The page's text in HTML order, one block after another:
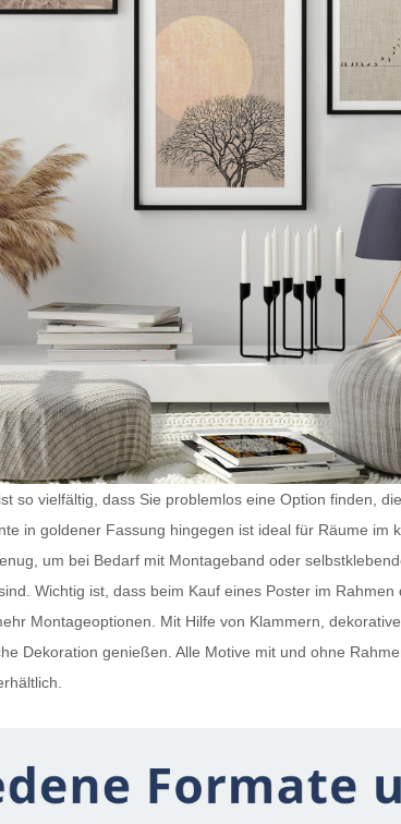
so vielfältig, dass Sie problemlos eine Option finden,
in goldener Fassung hingegen ist ideal für Räume im
um bei Bedarf mit Montageband oder
Wichtig ist, dass beim Kauf eines Poster im Rahmen
Montageoptionen. Mit Hilfe von Klammern,
Dekoration genießen. Alle Motive mit und ohne